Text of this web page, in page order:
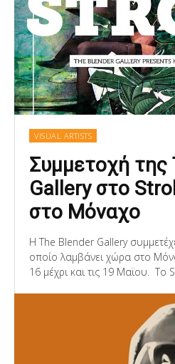
VISUAL ARTISTS
Συμμετοχή της
Gallery στο
στο Μόναχο
Η The Blender Gallery
οποίο λαμβάνει χώρα στο
16 μέχρι